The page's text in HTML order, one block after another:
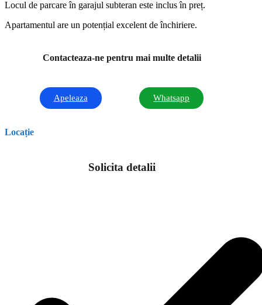
Locul de parcare în garajul subteran este inclus în preț.
Apartamentul are un potențial excelent de închiriere.
Contacteaza-ne pentru mai multe detalii
Apeleaza Whatsapp
Locație
Solicita detalii